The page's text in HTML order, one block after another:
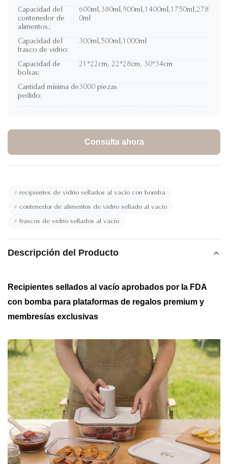
Capacidad del
contenedor de
alimentos.:
600ml,380ml,900ml,1400ml,1750ml,278
0ml
Capacidad del
frasco de vidrio:
300ml,500ml,1000ml
Capacidad de
bolsas:
21*22cm, 22*28cm, 30*34cm
Cantidad mínima de
pedido:
3000 piezas
Consulta ahora
# recipientes de vidrio sellados al vacío con bomba
# contenedor de alimentos de vidrio sellado al vacío
# frascos de vidrio sellados al vacío
Descripción del Producto
Recipientes sellados al vacío aprobados por la FDA
con bomba para plataformas de regalos premium y
membresías exclusivas